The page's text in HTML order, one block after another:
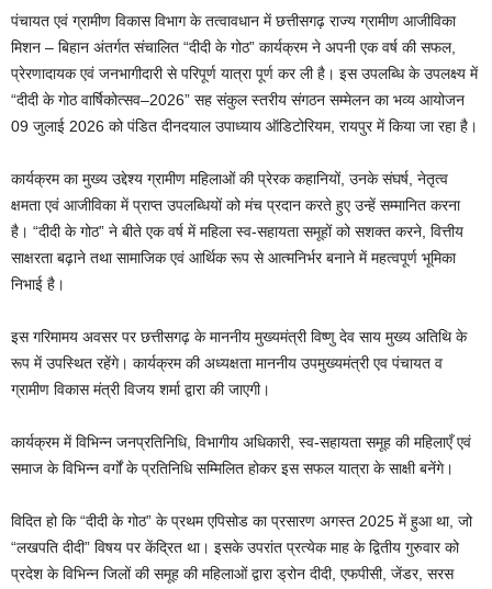
पंचायत एवं ग्रामीण विकास विभाग के तत्वावधान में छत्तीसगढ़ राज्य ग्रामीण आजीविका
मिशन – बिहान अंतर्गत संचालित “दीदी के गोठ” कार्यक्रम ने अपनी एक वर्ष की सफल,
प्रेरणादायक एवं जनभागीदारी से परिपूर्ण यात्रा पूर्ण कर ली है। इस उपलब्धि के उपलक्ष्य में
“दीदी के गोठ वार्षिकोत्सव–2026” सह संकुल स्तरीय संगठन सम्मेलन का भव्य आयोजन
09 जुलाई 2026 को पंडित दीनदयाल उपाध्याय ऑडिटोरियम, रायपुर में किया जा रहा है।
कार्यक्रम का मुख्य उद्देश्य ग्रामीण महिलाओं की प्रेरक कहानियों, उनके संघर्ष, नेतृत्व
क्षमता एवं आजीविका में प्राप्त उपलब्धियों को मंच प्रदान करते हुए उन्हें सम्मानित करना
है। “दीदी के गोठ” ने बीते एक वर्ष में महिला स्व-सहायता समूहों को सशक्त करने, वित्तीय
साक्षरता बढ़ाने तथा सामाजिक एवं आर्थिक रूप से आत्मनिर्भर बनाने में महत्वपूर्ण भूमिका
निभाई है।
इस गरिमामय अवसर पर छत्तीसगढ़ के माननीय मुख्यमंत्री विष्णु देव साय मुख्य अतिथि के
रूप में उपस्थित रहेंगे। कार्यक्रम की अध्यक्षता माननीय उपमुख्यमंत्री एव पंचायत व
ग्रामीण विकास मंत्री विजय शर्मा द्वारा की जाएगी।
कार्यक्रम में विभिन्न जनप्रतिनिधि, विभागीय अधिकारी, स्व-सहायता समूह की महिलाएँ एवं
समाज के विभिन्न वर्गों के प्रतिनिधि सम्मिलित होकर इस सफल यात्रा के साक्षी बनेंगे।
विदित हो कि “दीदी के गोठ” के प्रथम एपिसोड का प्रसारण अगस्त 2025 में हुआ था, जो
“लखपति दीदी” विषय पर केंद्रित था। इसके उपरांत प्रत्येक माह के द्वितीय गुरुवार को
प्रदेश के विभिन्न जिलों की समूह की महिलाओं द्वारा ड्रोन दीदी, एफपीसी, जेंडर, सरस